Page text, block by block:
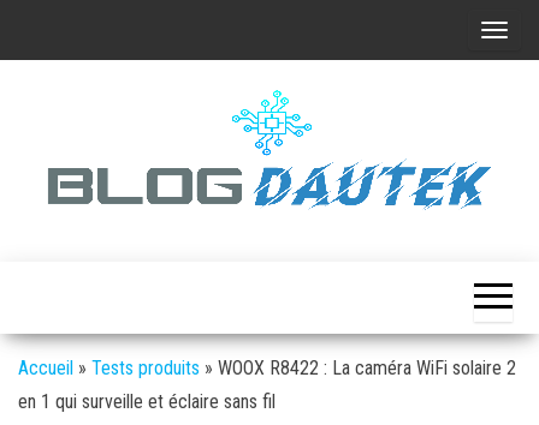
A
/
m
a
à
Accueil » Tests produits » WOOX R8422 : La caméra WiFi solaire 2
en 1 qui surveille et éclaire sans fil